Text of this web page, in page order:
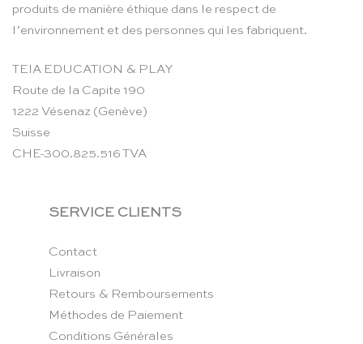
produits de manière éthique dans le respect de
l’environnement et des personnes qui les fabriquent.
TEIA EDUCATION & PLAY
Route de la Capite 190
1222 Vésenaz (Genève)
Suisse
CHE-300.825.516 TVA
SERVICE CLIENTS
Contact
Livraison
Retours & Remboursements
Méthodes de Paiement
Conditions Générales